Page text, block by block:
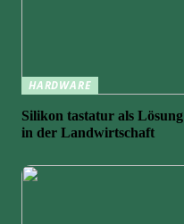
HARDWARE
Silikon tastatur als Lösung
in der Landwirtschaft